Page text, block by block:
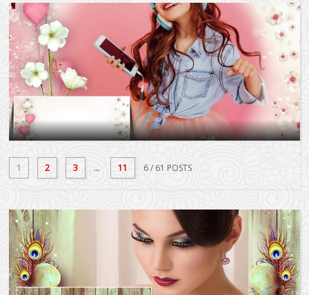
1 2 3 ... 11 6/ 61 POSTS